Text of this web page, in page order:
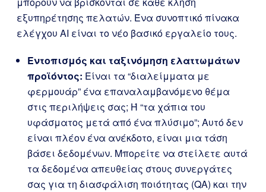
εξυπηρέτησης πελατών. Ένα συνοπτικό πίνακα
ελέγχου AI είναι το νέο βασικό εργαλείο τους.
Εντοπισμός και ταξινόμηση ελαττωμάτων
προϊόντος: Είναι τα “διαλείμματα με
φερμουάρ” ένα επαναλαμβανόμενο θέμα
στις περιλήψεις σας; Ή “τα χάπια του
υφάσματος μετά από ένα πλύσιμο”; Αυτό δεν
είναι πλέον ένα ανέκδοτο, είναι μια τάση
βάσει δεδομένων. Μπορείτε να στείλετε αυτά
τα δεδομένα απευθείας στους συνεργάτες
σας για τη διασφάλιση ποιότητας (QA) και την